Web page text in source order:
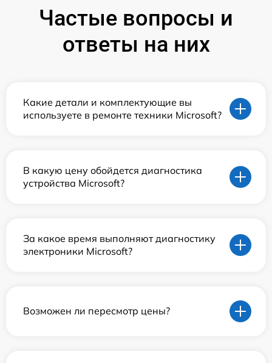
Частые вопросы и
ответы на них
Какие детали и комплектующие вы
используете в ремонте техники Microsoft?
В какую цену обойдется диагностика
устройства Microsoft?
За какое время выполняют диагностику
электроники Microsoft?
Возможен ли пересмотр цены?